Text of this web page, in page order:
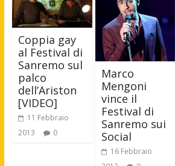
Coppia gay
al Festival di
Sanremo sul
palco
dell’Ariston
[VIDEO]
11 Febbraio
2013
0
Marco
Mengoni
vince il
Festival di
Sanremo sui
Social
16 Febbraio